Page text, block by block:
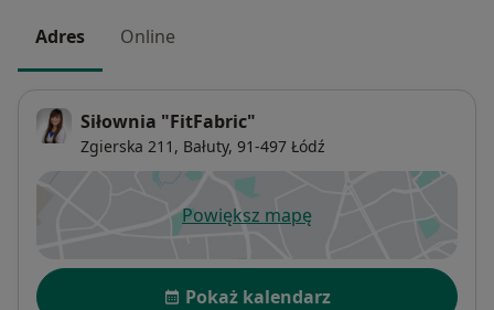
Adres Online
Siłownia "FitFabric"
Zgierska 211, Bałuty, 91-497 Łódź
Powiększ mapęotwiera się w nowej karcie
Dostępność
Pokaż kalendarz